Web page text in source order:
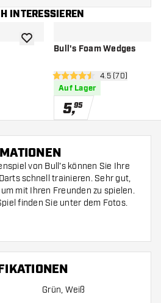
INTERESSIEREN
öffnen
Zur Wunschliste hinzufügen
Bull's Foam Wedges
4.5 Bewertungssterne
4.5 (70)
Auf Lager
5,95
von Bull's können Sie Ihre
schnell trainieren. Sehr gut,
mit Ihren Freunden zu spielen.
finden Sie unter dem Fotos.
Grün, Weiß